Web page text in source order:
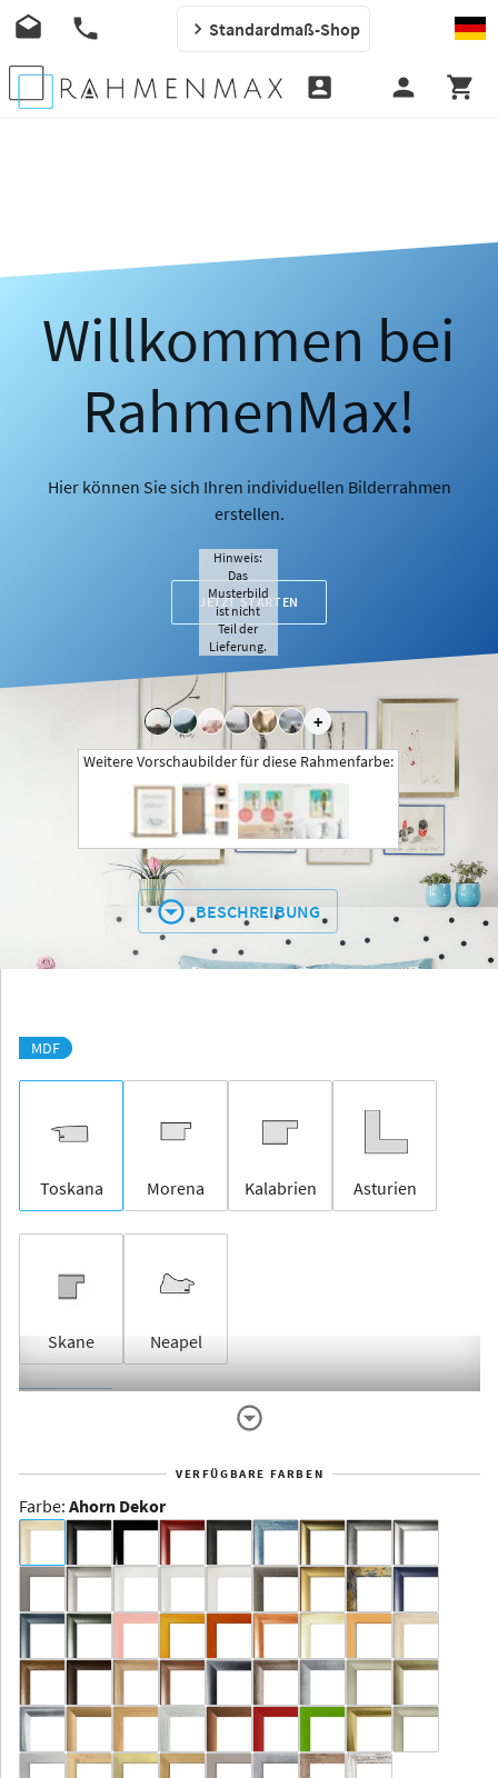
Standardmaß-Shop
Willkommen bei
RahmenMax!
Hier können Sie sich Ihren individuellen Bilderrahmen
erstellen.
JETZT STARTEN
+
Hinweis:
Das
Musterbild
ist nicht
Teil der
Lieferung.
Weitere Vorschaubilder für diese Rahmenfarbe:
BESCHREIBUNG
MDF
Toskana Morena Kalabrien Asturien
Skane Neapel
Dakota -
Rahmenloser
Aluminium
VERFÜGBARE FARBEN
Farbe: Ahorn Dekor